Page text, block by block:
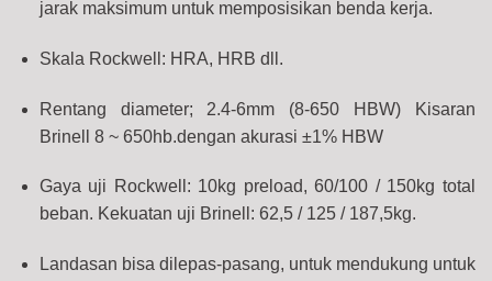
jarak maksimum untuk memposisikan benda kerja.
Skala Rockwell: HRA, HRB dll.
Rentang diameter; 2.4-6mm (8-650 HBW) Kisaran
Brinell 8 ~ 650hb.dengan akurasi ±1% HBW
Gaya uji Rockwell: 10kg preload, 60/100 / 150kg total
beban. Kekuatan uji Brinell: 62,5 / 125 / 187,5kg.
Landasan bisa dilepas-pasang, untuk mendukung untuk